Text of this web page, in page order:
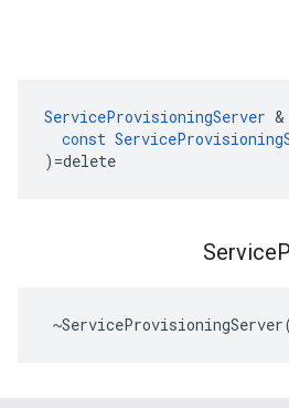
ServiceProvisioningServer &
const
) =delete